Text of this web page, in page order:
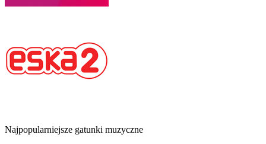
Najpopularniejsze gatunki muzyczne